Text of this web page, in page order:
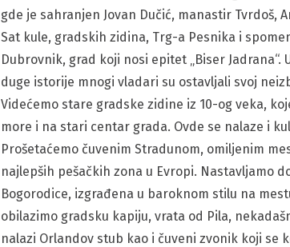
gde je sahranjen Jovan Dučić, manastir
Sat kule, gradskih zidina, Trg-a Pesnika i
Dubrovnik, grad koji nosi epitet „Biser
duge istorije mnogi vladari su ostavljali svoj
Videćemo stare gradske zidine iz 10-og veka,
more i na stari centar grada. Ovde se nalaze i
Prošetaćemo čuvenim Stradunom, omiljenim
najlepših pešačkih zona u Evropi. Nastavljamo
Bogorodice, izgrađena u baroknom stilu na
obilazimo gradsku kapiju, vrata od Pila,
nalazi Orlandov stub kao i čuveni zvonik koji